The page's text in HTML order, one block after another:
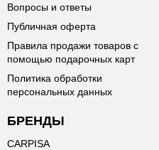
Вопросы и ответы
Публичная оферта
Правила продажи товаров с
помощью подарочных карт
Политика обработки
персональных данных
БРЕНДЫ
CARPISA